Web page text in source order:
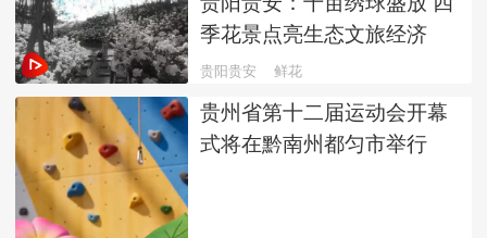
季花景点亮生态文旅经济
贵阳贵安 鲜花
贵州省第十二届运动会开幕
式将在黔南州都匀市举行